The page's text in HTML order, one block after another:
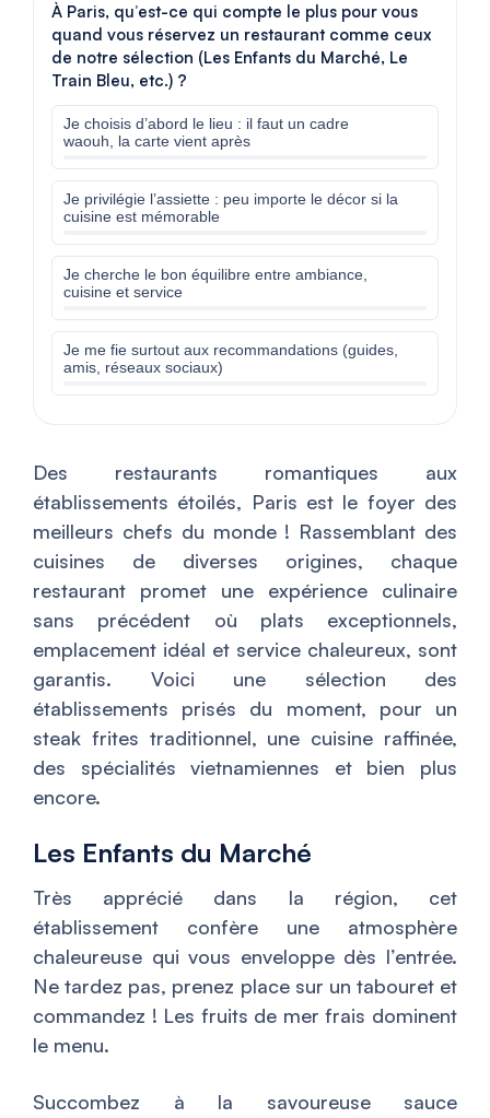
À Paris, qu’est-ce qui compte le plus pour vous
quand vous réservez un restaurant comme ceux
de notre sélection (Les Enfants du Marché, Le
Train Bleu, etc.) ?
Je choisis d’abord le lieu : il faut un cadre
waouh, la carte vient après
Je privilégie l’assiette : peu importe le décor si la
cuisine est mémorable
Je cherche le bon équilibre entre ambiance,
cuisine et service
Je me fie surtout aux recommandations (guides,
amis, réseaux sociaux)
Des restaurants romantiques aux
établissements étoilés, Paris est le foyer des
meilleurs chefs du monde ! Rassemblant des
cuisines de diverses origines, chaque
restaurant promet une expérience culinaire
sans précédent où plats exceptionnels,
emplacement idéal et service chaleureux, sont
garantis. Voici une sélection des
établissements prisés du moment, pour un
steak frites traditionnel, une cuisine raffinée,
des spécialités vietnamiennes et bien plus
encore.
Les Enfants du Marché
Très apprécié dans la région, cet
établissement confère une atmosphère
chaleureuse qui vous enveloppe dès l’entrée.
Ne tardez pas, prenez place sur un tabouret et
commandez ! Les fruits de mer frais dominent
le menu.
Succombez à la savoureuse sauce